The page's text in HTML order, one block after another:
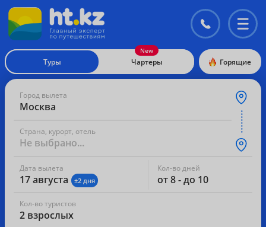
Контакты
меню
Туры Чартеры Горящие
Город вылета
Москва
Страна, курорт, отель
Не выбрано...
Дата вылета
17 августа ±2 дня
Кол-во дней
от 8 - до 10
Кол-во туристов
2 взрослых